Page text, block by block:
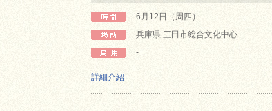
6月12日（周四）
兵庫県 三田市総合文化中心
-
詳細介紹